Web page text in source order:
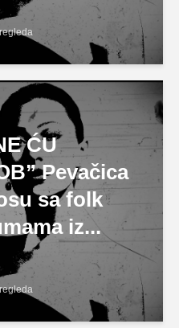
ĆU
Pevačica
sa folk
iz...